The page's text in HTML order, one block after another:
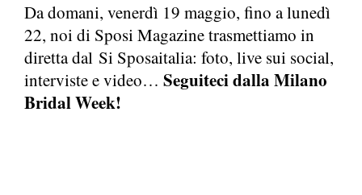
Da domani, venerdì 19 maggio, fino a lunedì
22, noi di Sposi Magazine trasmettiamo in
diretta dal Si Sposaitalia: foto, live sui social,
interviste e video… Seguiteci dalla Milano
Bridal Week!